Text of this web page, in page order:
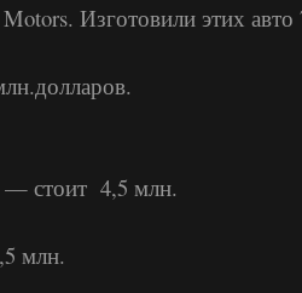
Изготовили этих авто
стоит 4,5 млн.
млн.